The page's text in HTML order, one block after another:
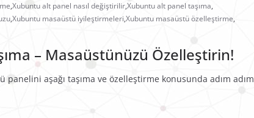
,Xubuntu alt panel nasıl değiştirilir,Xubuntu alt panel taşıma,
,Xubuntu masaüstü iyileştirmeleri,Xubuntu masaüstü özelleştirme,
– Masaüstünüzü Özelleştirin!
panelini aşağı taşıma ve özelleştirme konusunda adım adım